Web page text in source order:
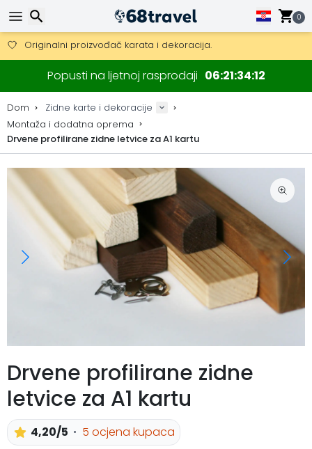
0
Besplatna dostava za narudžbe iznad 149 €.
Mogućnost slanja DHL Expressom (dostava unutar 24 sata)
30 dana za povrat, 90 dana za drvene karte i dekoracije.
Originalni proizvođač karata i dekoracija.
Popusti na ljetnoj rasprodaji 06213412
Dom
Zidne karte i dekoracije
Montaža i dodatna oprema
Drvene profilirane zidne letvice za A1 kartu
Drvene profilirane zidne
letvice za A1 kartu
4,20/5
5 ocjena kupaca
Traži
Traži